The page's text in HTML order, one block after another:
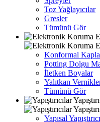
Toz Yağlayıcılar
Gresler
Tümünü Gör
Konformal
Potting Dolgu
İletken Boyalar
Yalıtkan
Tümünü Gör
Yapısal